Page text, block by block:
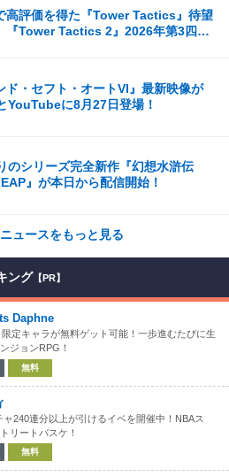
高評価を得た『Tower Tactics』待望
『Tower Tactics 2』2026年第3四半
ド・セフト・オートVI』最新映像が
YouTubeに8月27日登場！
のシリーズ完全新作『幻想水滸伝
』が本日から配信開始！
ュースをもっと見る
ング 【PR】
Daphne
限定キャラが無料ゲット可能！一歩進むたびに生
ジョンRPG！
無料
ャ240連分以上が引けるイベを開催中！NBAス
リートバスケ！
無料